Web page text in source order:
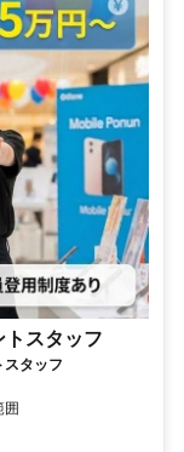
トスタッフ
スタッフ
囲